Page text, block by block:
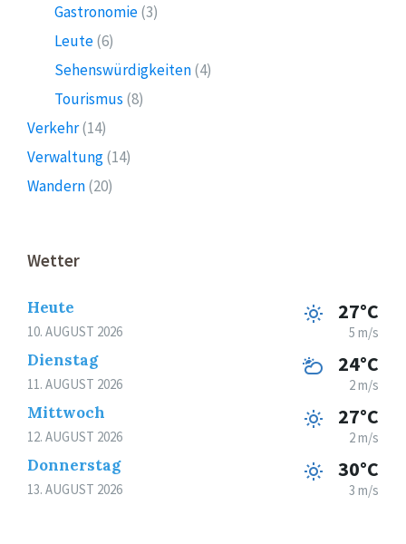
Gastronomie(3)
Leute(6)
Sehenswürdigkeiten(4)
Tourismus (8)
Verkehr(14)
Verwaltung(14)
Wandern(20)
Wetter
Heute
10. AUGUST 2026
27°C
5 m/s
Dienstag
11. AUGUST 2026
24°C
2 m/s
Mittwoch
12. AUGUST 2026
27°C
2 m/s
Donnerstag
13. AUGUST 2026
30°C
3 m/s